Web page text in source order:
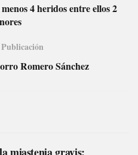
4 heridos entre ellos 2
Romero Sánchez
miastenia gravis: